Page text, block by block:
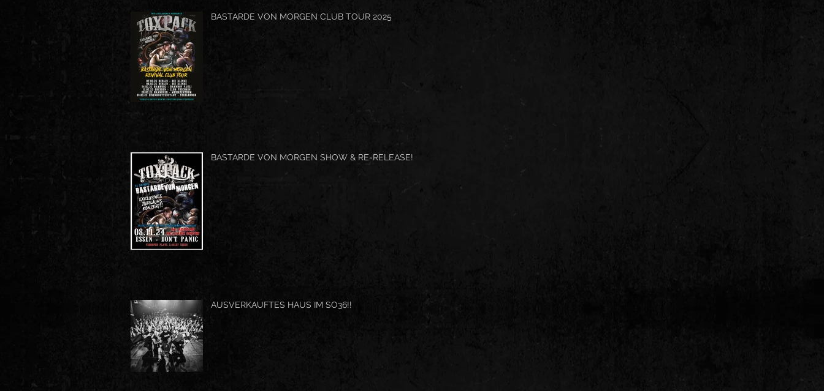
BASTARDE VON MORGEN CLUB TOUR 2025
BASTARDE VON MORGEN SHOW & RE-RELEASE!
AUSVERKAUFTES HAUS IM SO36!!